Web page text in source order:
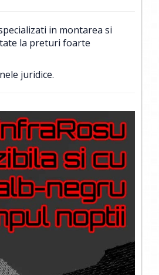
in montarea si
la preturi foarte
juridice.